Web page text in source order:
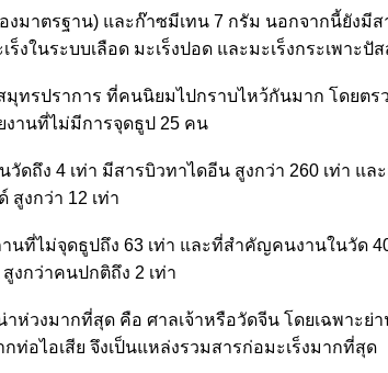
มาตรฐาน) และก๊าซมีเทน 7 กรัม นอกจากนี้ยังมี
งในระบบเลือด มะเร็งปอด และมะเร็งกระเพาะปัส
มุทรปราการ ที่คนนิยมไปกราบไหว้กันมาก โดยตร
งานที่ไม่มีการจุดธูป 25 คน
ถึง 4 เท่า มีสารบิวทาไดอีน สูงกว่า 260 เท่า แล
สูงกว่า 12 เท่า
นที่ไม่จุดธูปถึง 63 เท่า และที่สำคัญคนงานในวัด
กว่าคนปกติถึง 2 เท่า
วงมากที่สุด คือ ศาลเจ้าหรือวัดจีน โดยเฉพาะย่า
อไอเสีย จึงเป็นแหล่งรวมสารก่อมะเร็งมากที่สุด